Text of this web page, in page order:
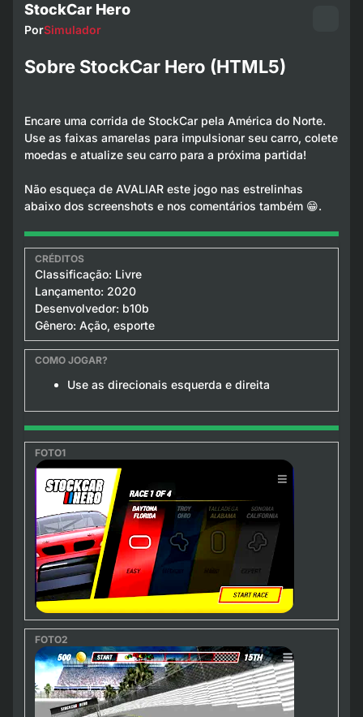
StockCar Hero
PorSimulador
Sobre StockCar Hero (HTML5)
Encare uma corrida de StockCar pela América do Norte.
Use as faixas amarelas para impulsionar seu carro, colete
moedas e atualize seu carro para a próxima partida!
Não esqueça de AVALIAR este jogo nas estrelinhas
abaixo dos screenshots e nos comentários também 😁.
Classificação: Livre
Lançamento: 2020
Desenvolvedor: b10b
Gênero: Ação, esporte
Use as direcionais esquerda e direita